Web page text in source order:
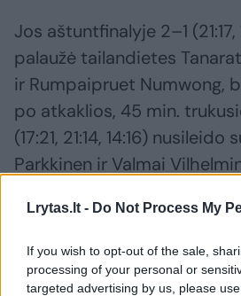
Lrytas.lt - Do Not Process My
If you wish to opt-out of the sale,
processing of your personal or
targeted advertising by us, please
Jos aštuntfinalyje 2–1 (21:17,
palaužė tailandietes
ir Rumpaipruet Numwong,
po atkaklios, 45 min.
(17:21, 21:14, 14:16)
Parkkinen ir Valmai
Už penktąją vietą M.
Raupelytei atiteko 600
taškų bei po 5 tūkst. JAV